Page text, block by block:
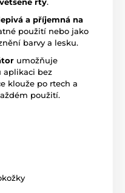
a příjemná na
použití nebo jako
barvy a lesku.
umožňuje
aplikaci bez
klouže po rtech a
použití.